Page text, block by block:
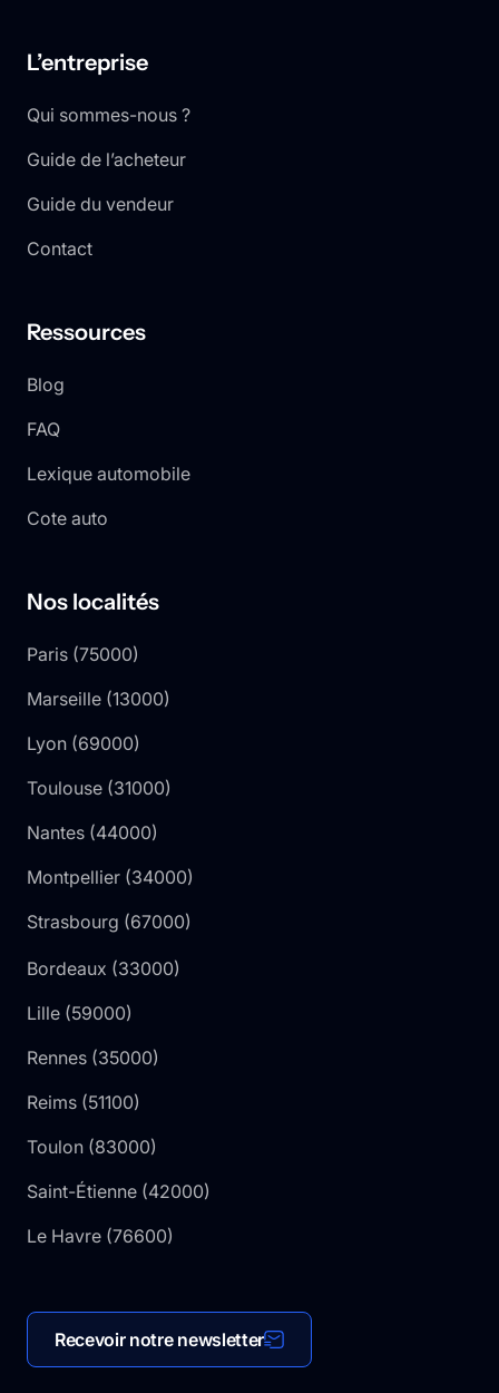
L’entreprise
Qui sommes-nous ?
Guide de l’acheteur
Guide du vendeur
Contact
Ressources
Blog
FAQ
Lexique automobile
Cote auto
Nos localités
Paris (75000)
Marseille (13000)
Lyon (69000)
Toulouse (31000)
Nantes (44000)
Montpellier (34000)
Strasbourg (67000)
Bordeaux (33000)
Lille (59000)
Rennes (35000)
Reims (51100)
Toulon (83000)
Saint-Étienne (42000)
Le Havre (76600)
Recevoir notre newsletter